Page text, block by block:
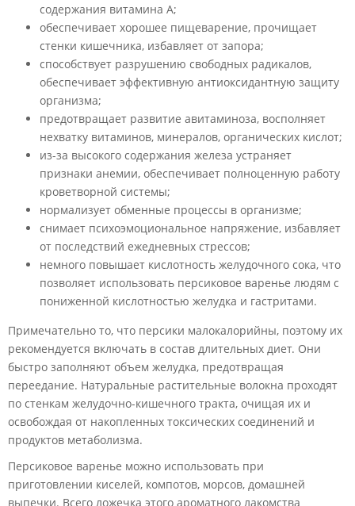
содержания витамина А;
обеспечивает хорошее пищеварение, прочищает
стенки кишечника, избавляет от запора;
способствует разрушению свободных радикалов,
обеспечивает эффективную антиоксидантную защиту
организма;
предотвращает развитие авитаминоза, восполняет
нехватку витаминов, минералов, органических кислот;
из-за высокого содержания железа устраняет
признаки анемии, обеспечивает полноценную работу
кроветворной системы;
нормализует обменные процессы в организме;
снимает психоэмоциональное напряжение, избавляет
от последствий ежедневных стрессов;
немного повышает кислотность желудочного сока, что
позволяет использовать персиковое варенье людям с
пониженной кислотностью желудка и гастритами.
Примечательно то, что персики малокалорийны, поэтому их
рекомендуется включать в состав длительных диет. Они
быстро заполняют объем желудка, предотвращая
переедание. Натуральные растительные волокна проходят
по стенкам желудочно-кишечного тракта, очищая их и
освобождая от накопленных токсических соединений и
продуктов метаболизма.
Персиковое варенье можно использовать при
приготовлении киселей, компотов, морсов, домашней
выпечки. Всего ложечка этого ароматного лакомства